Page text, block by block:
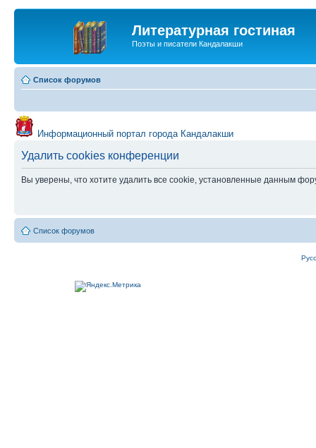
Литературная гостиная
Поэты и писатели Кандалакши
Список форумов
Информационный портал города Кандалакши
Удалить cookies конференции
Вы уверены, что хотите удалить все cookie, установленные данным
Список форумов